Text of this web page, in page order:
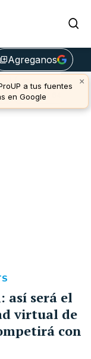
library_addAgreganos
×
a tus fuentes
en Google
Bitcoin (0,43%)
u$s 64.924,00
así será el
virtual de
con